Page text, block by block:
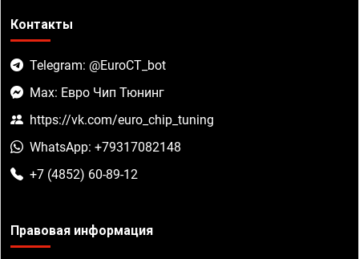
Контакты
Telegram: @EuroCT_bot
Max: Евро Чип Тюнинг
https://vk.com/euro_chip_tuning
WhatsApp: +79317082148
+7 (4852) 60-89-12
Правовая информация